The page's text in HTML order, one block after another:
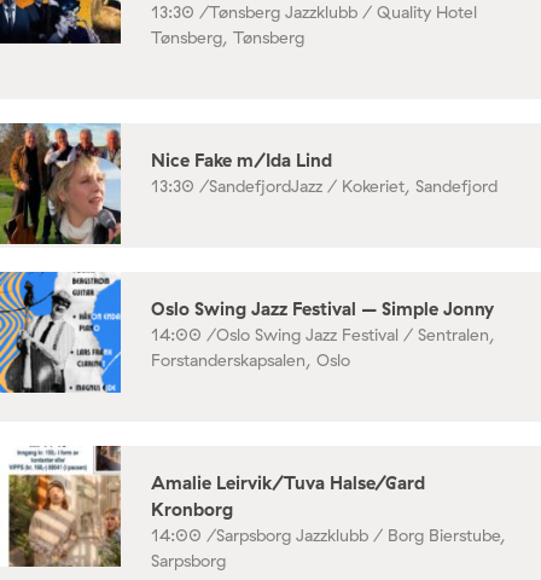
13:30 /Tønsberg Jazzklubb / Quality Hotel
Tønsberg, Tønsberg
Nice Fake m/Ida Lind
13:30 /SandefjordJazz / Kokeriet, Sandefjord
Oslo Swing Jazz Festival – Simple Jonny
14:00 /Oslo Swing Jazz Festival / Sentralen,
Forstanderskapsalen, Oslo
Amalie Leirvik/Tuva Halse/Gard
Kronborg
14:00 /Sarpsborg Jazzklubb / Borg Bierstube,
Sarpsborg